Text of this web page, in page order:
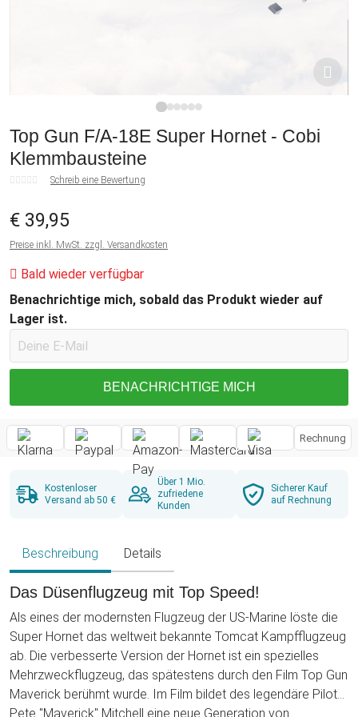
Top Gun F/A-18E Super Hornet - Cobi
Klemmbausteine
Schreib eine Bewertung
€ 39,95
Preise inkl. MwSt. zzgl. Versandkosten
Bald wieder verfügbar
Benachrichtige mich, sobald das Produkt wieder auf
Lager ist.
BENACHRICHTIGE MICH
Rechnung
Kostenloser
Versand ab 50 €
Über 1 Mio.
zufriedene
Kunden
Sicherer Kauf
auf Rechnung
Beschreibung Details
Das Düsenflugzeug mit Top Speed!
Als eines der modernsten Flugzeug der US-Marine löste die
Super Hornet das weltweit bekannte Tomcat Kampfflugzeug
ab. Die verbesserte Version der Hornet ist ein spezielles
Mehrzweckflugzeug, das spätestens durch den Film Top Gun
Maverick berühmt wurde. Im Film bildet des legendäre Pilot
Pete "Maverick" Mitchell eine neue Generation von